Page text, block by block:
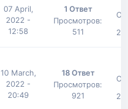
07 April,
2022 -
12:58
1 Ответ
Просмотров:
511
29
10 March,
2022 -
20:49
18 Ответ
Просмотров:
921
29